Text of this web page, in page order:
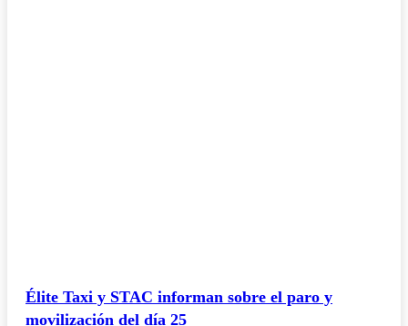
Élite Taxi y STAC informan sobre el paro y
movilización del día 25